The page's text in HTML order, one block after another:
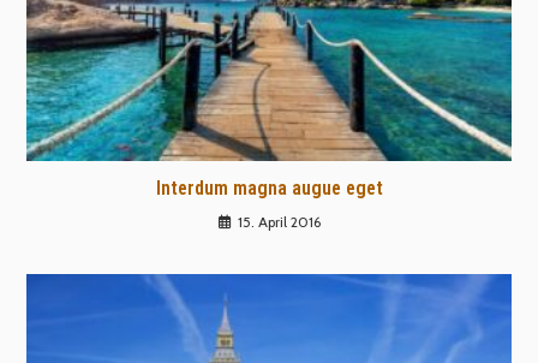
Interdum magna augue eget
15. April 2016